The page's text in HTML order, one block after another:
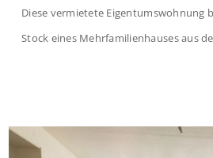
Diese vermietete Eigentumswohnung
Stock eines Mehrfamilienhauses aus
praktischen Diele, welche ausreichend